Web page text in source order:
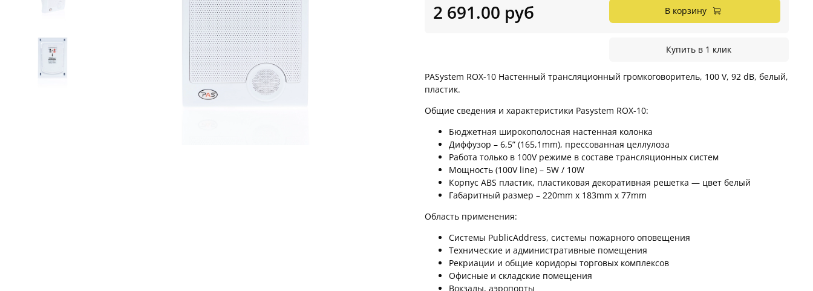
2 691.00 руб В корзину
Купить в 1 клик
PASystem ROX-10 Настенный трансляционный громкоговоритель, 100 V, 92 dB, белый,
пластик.
Общие сведения и характеристики Pasystem ROX-10:
Бюджетная широкополосная настенная колонка
Диффузор – 6,5” (165,1mm), прессованная целлулоза
Работа только в 100V режиме в составе трансляционных систем
Мощность (100V line) – 5W / 10W
Корпус ABS пластик, пластиковая декоративная решетка — цвет белый
Габаритный размер – 220mm x 183mm x 77mm
Область применения:
Системы PublicAddress, системы пожарного оповещения
Технические и административные помещения
Рекриации и общие коридоры торговых комплексов
Офисные и складские помещения
Вокзалы, аэропорты